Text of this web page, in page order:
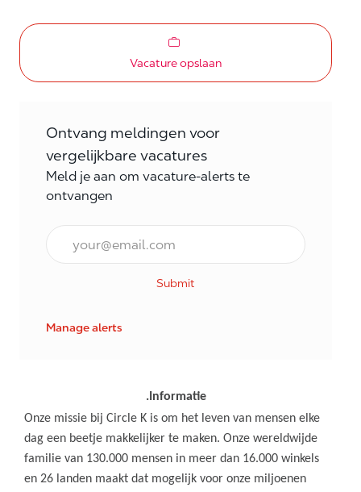
Vacature opslaan
Ontvang meldingen voor
vergelijkbare vacatures
Meld je aan om vacature-alerts te
ontvangen
E-mail Frequentie
Submit
Manage alerts
.Informatie
Onze missie bij Circle K is om het leven van mensen elke
dag een beetje makkelijker te maken. Onze wereldwijde
familie van 130.000 mensen in meer dan 16.000 winkels
en 26 landen maakt dat mogelijk voor onze miljoenen